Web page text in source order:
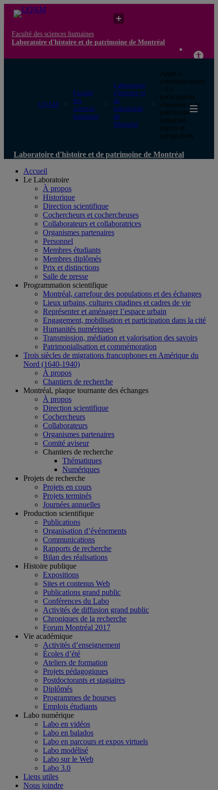
Faculté des sciences humaines
Laboratoire d'histoire et de patrimoine de Montréal
UQAM
Faculté
des
sciences
humaines
Laboratoire
d'histoire et
de
patrimoine
de
Montréal
Appel à
communications
– La
participation
citoyenne et le
patrimoine
industriel :
enjeux et
perspectives
Laboratoire d'histoire et de patrimoine de Montréal
Accueil
Le Laboratoire
À propos
Historique
Direction scientifique
Cochercheurs et cochercheuses
Collaborateurs et collaboratrices
Organismes partenaires
Personnel
Membres étudiants
Membres diplômés
Prix et distinctions
Salle de presse
Programmation scientifique
Montréal, carrefour des populations et des échanges
Lieux urbains, cultures citadines et cadres de vie
Représenter et aménager l’espace urbain
Engagement, mobilisation et participation dans la cité
Humanités numériques
Transmission, médiation et valorisation des savoirs
Patrimonialisation et commémoration
Trois siècles de migrations francophones en Amérique du
Nord (1640-1940)
À propos
Chantiers de recherche
Montréal, plaque tournante des échanges
À propos
Direction scientifique
Cochercheurs
Collaborateurs
Organismes partenaires
Comité aviseur
Chantiers de recherche
Thématiques
Numériques
Projets de recherche
Projets en cours
Projets terminés
Journées annuelles
Production scientifique
Publications
Organisation d’événements
Communications
Rapports de recherche
Bilan des réalisations
Histoire publique
Expositions
Sites et contenus Web
Publications grand public
Conférences du Labo
Activités de diffusion grand public
Chroniques de la recherche
Forum Montréal 2017
Vie académique
Activités d’enseignement
Écoles d’été
Ateliers de formation
Projets pédagogiques
Postdoctorants et stagiaires
Diplômés
Programmes de bourses
Emplois étudiants
Labo numérique
Labo en vidéos
Labo en balados
Labo en parcours et expos virtuels
Labo modélisé
Labo sur le Web
Labo 3.0
Liens utiles
Nous joindre